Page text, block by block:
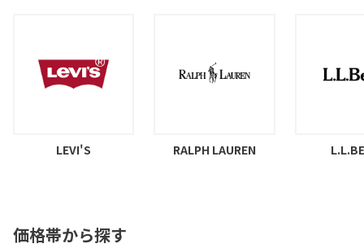
LEVI'S RALPH LAUREN
価格帯から探す